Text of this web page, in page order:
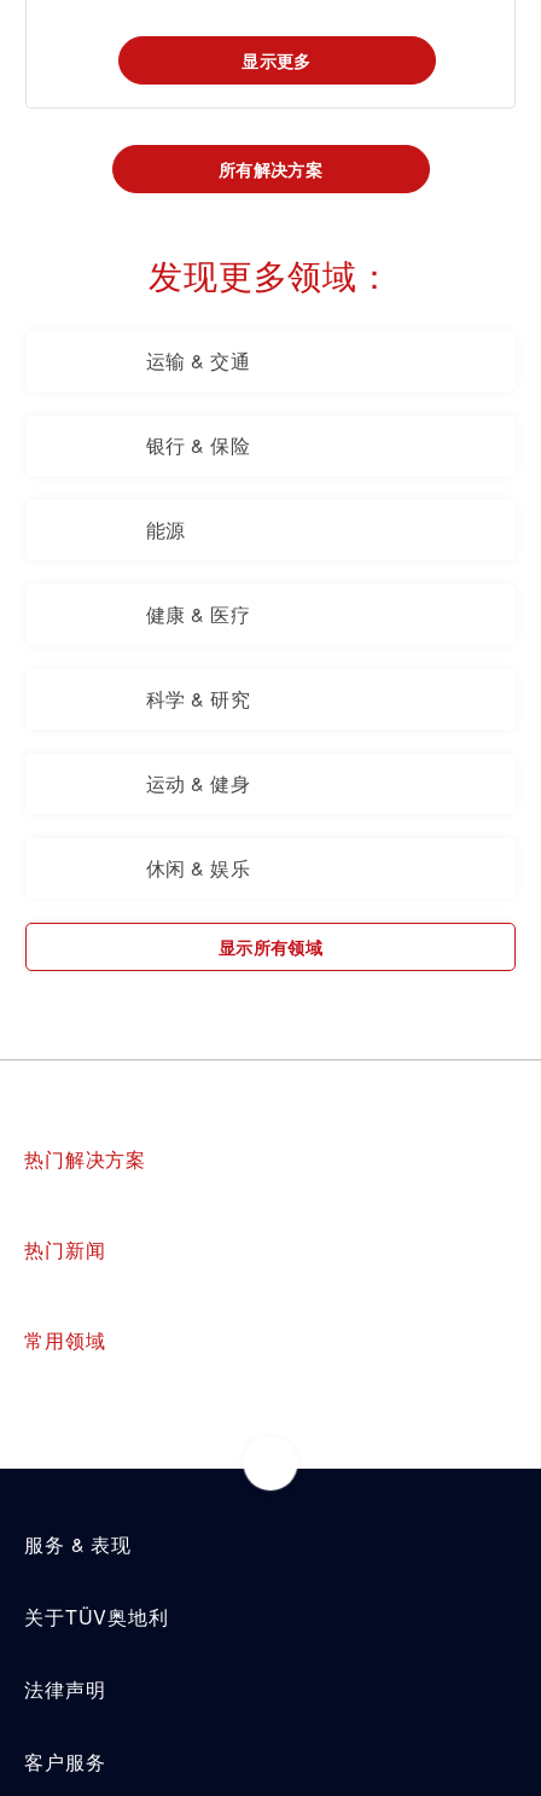
显示更多
所有解决方案
发现更多领域：
运输 & 交通
银行 & 保险
能源
健康 & 医疗
科学 & 研究
运动 & 健身
休闲 & 娱乐
显示所有领域
热门解决方案
热门新闻
常用领域
服务 & 表现
关于TÜV奥地利
法律声明
客户服务